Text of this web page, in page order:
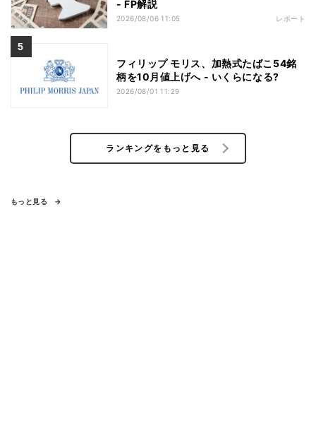
- FP解説
2026/08/06 11:05 レポート
フィリップ モリス、加熱式たばこ54銘
柄を10月値上げへ - いくらになる?
2026/08/01 11:29
ランキングをもっと見る
もっと見る